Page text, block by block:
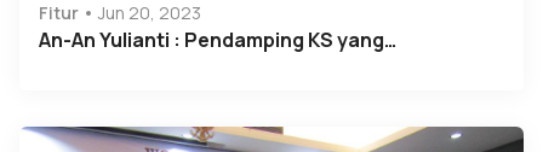
Fitur Jun 20, 2023
An-An Yulianti : Pendamping KS yang…